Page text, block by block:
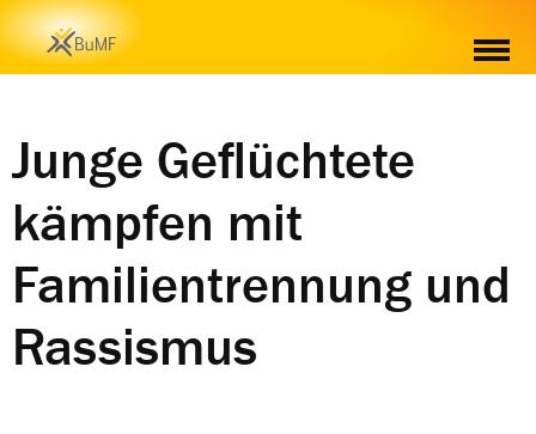
MATERIAL
Junge Geflüchtete
kämpfen mit
Familientrennung und
Rassismus